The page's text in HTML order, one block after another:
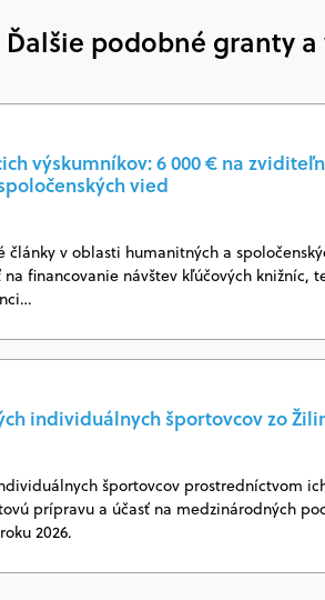
Ďalšie podobné granty
výskumníkov: 6 000 € na
vied
články v oblasti humanitných a
financovanie návštev kľúčových knižníc,
individuálnych športovcov zo
športovcov prostredníctvom
prípravu a účasť na medzinárodných
2026.